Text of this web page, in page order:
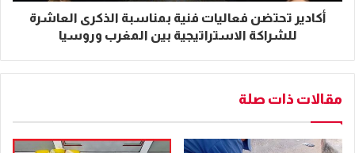
أكادير تحتضن فعاليات فنية بمناسبة الذكرى العاشرة
للشراكة الاستراتيجية بين المغرب وروسيا
مقالات ذات صلة